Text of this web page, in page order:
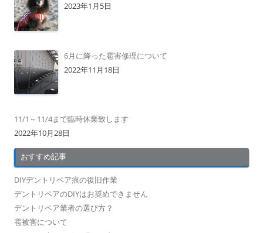
2023年1月5日
6月に降った雹害修理について
2022年11月18日
11/1～11/4まで臨時休業致します
2022年10月28日
おすすめ記事
DIYデントリペア痕の復旧作業
デントリペアのDIYはお奨めできません
デントリペア業者の選び方？
雹被害について